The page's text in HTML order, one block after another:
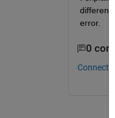
different
error.
0